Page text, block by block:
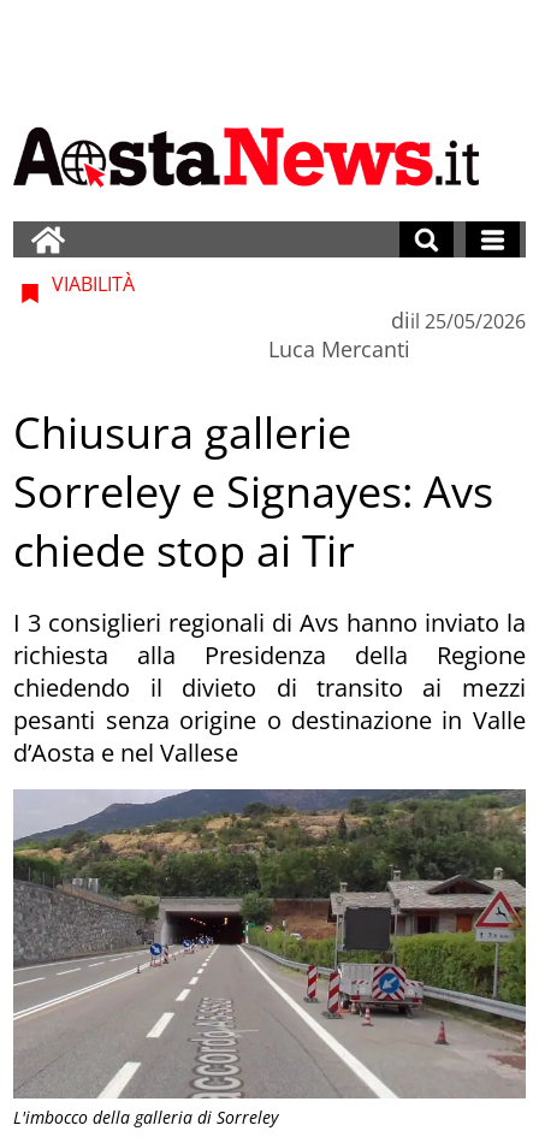
L'imbocco della galleria di Sorreley
VIABILITÀ
di
Luca Mercanti
il 25/05/2026
Chiusura gallerie
Sorreley e Signayes: Avs
chiede stop ai Tir
I 3 consiglieri regionali di Avs hanno inviato la
richiesta alla Presidenza della Regione
chiedendo il divieto di transito ai mezzi
pesanti senza origine o destinazione in Valle
d’Aosta e nel Vallese